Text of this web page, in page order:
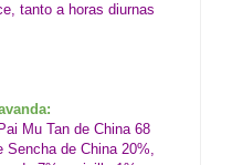
tanto a horas diurnas
Mu Tan de China 68
Sencha de China 20%,